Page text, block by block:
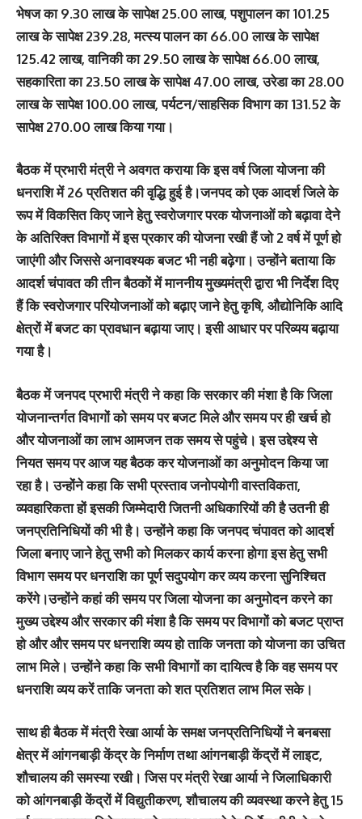
भेषज का 9.30 लाख के सापेक्ष 25.00 लाख, पशुपालन का 101.25
लाख के सापेक्ष 239.28, मत्स्य पालन का 66.00 लाख के सापेक्ष
125.42 लाख, वानिकी का 29.50 लाख के सापेक्ष 66.00 लाख,
सहकारिता का 23.50 लाख के सापेक्ष 47.00 लाख, उरेडा का 28.00
लाख के सापेक्ष 100.00 लाख, पर्यटन/साहसिक विभाग का 131.52 के
सापेक्ष 270.00 लाख किया गया।
बैठक में प्रभारी मंत्री ने अवगत कराया कि इस वर्ष जिला योजना की
धनराशि में 26 प्रतिशत की वृद्धि हुई है।जनपद को एक आदर्श जिले के
रूप में विकसित किए जाने हेतु स्वरोजगार परक योजनाओं को बढ़ावा देने
के अतिरिक्त विभागों में इस प्रकार की योजना रखी हैं जो 2 वर्ष में पूर्ण हो
जाएंगी और जिससे अनावश्यक बजट भी नही बढ़ेगा। उन्होंने बताया कि
आदर्श चंपावत की तीन बैठकों में माननीय मुख्यमंत्री द्वारा भी निर्देश दिए
हैं कि स्वरोजगार परियोजनाओं को बढ़ाए जाने हेतु कृषि, औद्योनिकि आदि
क्षेत्रों में बजट का प्रावधान बढ़ाया जाए। इसी आधार पर परिव्यय बढ़ाया
गया है।
बैठक में जनपद प्रभारी मंत्री ने कहा कि सरकार की मंशा है कि जिला
योजनान्तर्गत विभागों को समय पर बजट मिले और समय पर ही खर्च हो
और योजनाओं का लाभ आमजन तक समय से पहुंचे। इस उद्देश्य से
नियत समय पर आज यह बैठक कर योजनाओं का अनुमोदन किया जा
रहा है। उन्होंने कहा कि सभी प्रस्ताव जनोपयोगी वास्तविकता,
व्यवहारिकता हों इसकी जिम्मेदारी जितनी अधिकारियों की है उतनी ही
जनप्रतिनिधियों की भी है। उन्होंने कहा कि जनपद चंपावत को आदर्श
जिला बनाए जाने हेतु सभी को मिलकर कार्य करना होगा इस हेतु सभी
विभाग समय पर धनराशि का पूर्ण सदुपयोग कर व्यय करना सुनिश्चित
करेंगे।उन्होंने कहां की समय पर जिला योजना का अनुमोदन करने का
मुख्य उद्देश्य और सरकार की मंशा है कि समय पर विभागों को बजट प्राप्त
हो और और समय पर धनराशि व्यय हो ताकि जनता को योजना का उचित
लाभ मिले। उन्होंने कहा कि सभी विभागों का दायित्व है कि वह समय पर
धनराशि व्यय करें ताकि जनता को शत प्रतिशत लाभ मिल सके।
साथ ही बैठक में मंत्री रेखा आर्या के समक्ष जनप्रतिनिधियों ने बनबसा
क्षेत्र में आंगनबाड़ी केंद्र के निर्माण तथा आंगनबाड़ी केंद्रों में लाइट,
शौचालय की समस्या रखी। जिस पर मंत्री रेखा आर्या ने जिलाधिकारी
को आंगनबाड़ी केंद्रों में विद्युतीकरण, शौचालय की व्यवस्था करने हेतु 15